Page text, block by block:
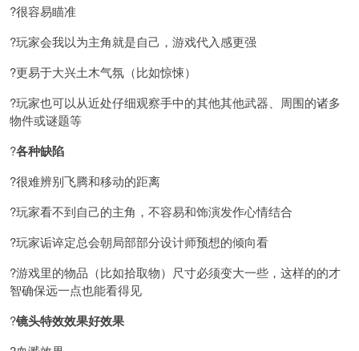
?很容易瞄准
?玩家会我以为主角就是自己，游戏代入感更强
?更易于大兴土木气氛（比如惊悚）
?玩家也可以从近处仔细观察手中的其他其他武器、周围的诸多
物件或谜题等
?各种缺陷
?很难辨别飞腾和移动的距离
?玩家看不到自己的主角，不容易和饰演发作心情结合
?玩家诟谇定总会朝局部部分设计师预想的倾向看
?游戏里的物品（比如拾取物）尺寸必须变大一些，这样的的才
智确保远一点也能看得见
?镜头特效效果好效果